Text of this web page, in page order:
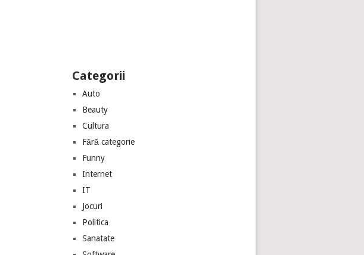
Categorii
Auto
Beauty
Cultura
Fără categorie
Funny
Internet
IT
Jocuri
Politica
Sanatate